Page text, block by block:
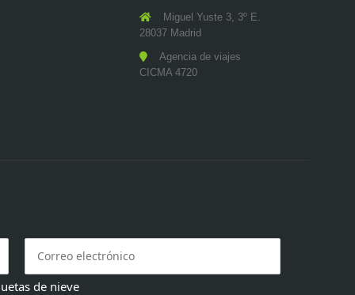
Miguel Yuste 3, 3º E.
28037 Madrid
Agencia de viajes
CICMA 4720
de nieve